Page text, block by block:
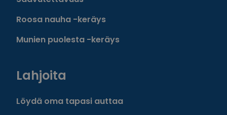
Roosa nauha -keräys
Munien puolesta -keräys
Lahjoita
Löydä oma tapasi auttaa